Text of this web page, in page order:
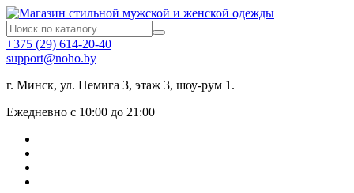
+375 (29) 614-20-40
support@noho.by
г. Минск, ул. Немига 3, этаж 3, шоу-рум 1.
Ежедневно с 10:00 до 21:00